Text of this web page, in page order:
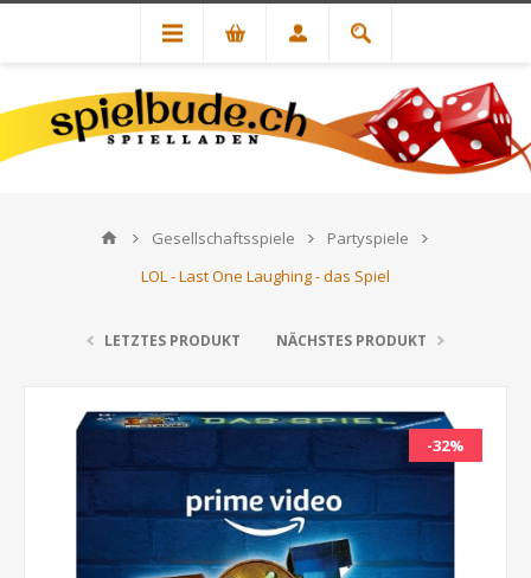
Gesellschaftsspiele
Partyspiele
LOL - Last One Laughing - das Spiel
LETZTES PRODUKT NÄCHSTES PRODUKT
-32%